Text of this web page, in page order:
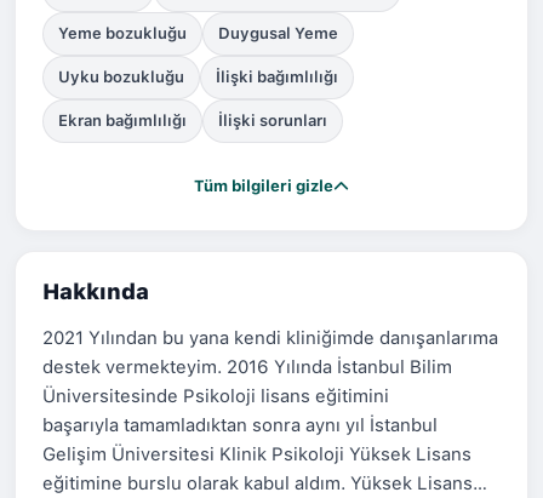
Yeme bozukluğu Duygusal Yeme
Uyku bozukluğu İlişki bağımlılığı
Ekran bağımlılığı İlişki sorunları
Tüm bilgileri gizle
Hakkında
2021 Yılından bu yana kendi kliniğimde danışanlarıma
destek vermekteyim. 2016 Yılında İstanbul Bilim
Üniversitesinde Psikoloji lisans eğitimini
başarıyla tamamladıktan sonra aynı yıl İstanbul
Gelişim Üniversitesi Klinik Psikoloji Yüksek Lisans
eğitimine burslu olarak kabul aldım. Yüksek Lisans